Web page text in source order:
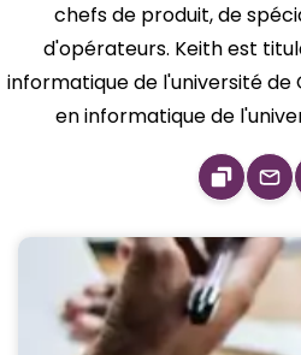
chefs de produit, de
d'opérateurs. Keith est
informatique de l'université de
en informatique de